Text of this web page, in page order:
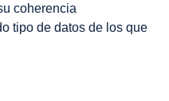
coherencia
tipo de datos de los que